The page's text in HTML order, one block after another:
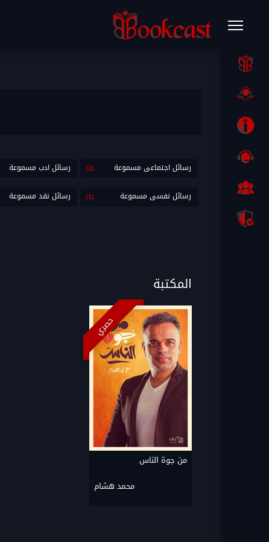
رسائل اجتماعى مسموعة (2) رسائل ادب مسموعة
رسائل نفسى مسموعة (1) رسائل نقد مسموعة
المكتبة
من جوة الناس
محمد هشام
حصري